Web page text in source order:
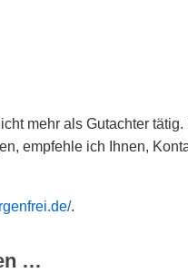
mehr als Gutachter
empfehle ich Ihnen,
.
…